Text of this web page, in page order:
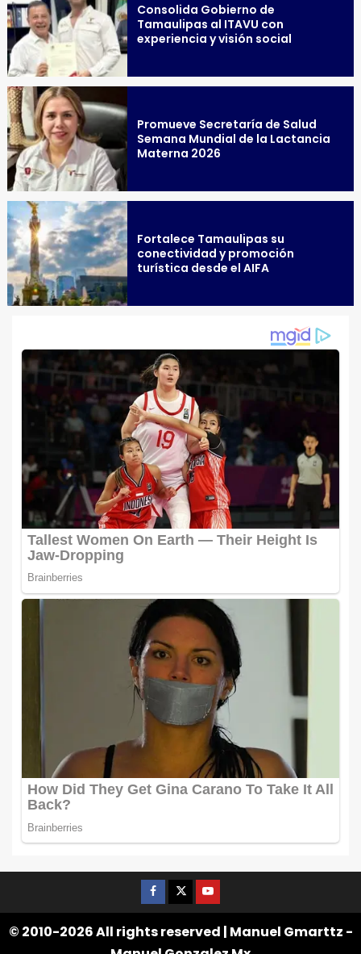
Consolida Gobierno de
Tamaulipas al ITAVU con
experiencia y visión social
Promueve Secretaría de Salud
Semana Mundial de la Lactancia
Materna 2026
Fortalece Tamaulipas su
conectividad y promoción
turística desde el AIFA
© 2010-2026 All rights reserved | Manuel Gmarttz -